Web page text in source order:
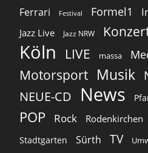
Ferrari Festival Formel1
Jazz Live Jazz NRW
Köln LIVE massa
Motorsport Musik
NEUE-CD
News
POP Rock Rodenkirchen
Stadtgarten Sürth TV